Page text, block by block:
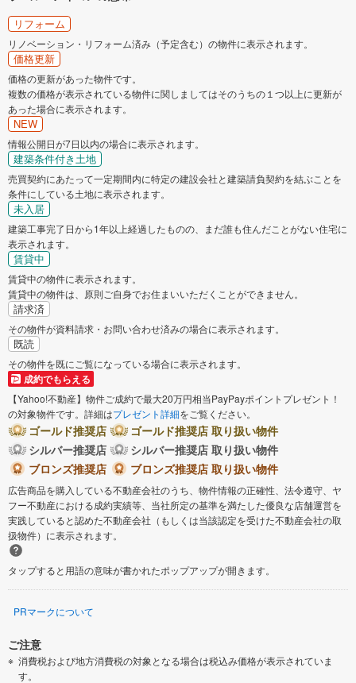
リフォーム
リノベーション・リフォーム済み（予定含む）の物件に表示されます。
価格更新
価格の更新があった物件です。
複数の価格が表示されている物件に関しましてはそのうちの１つ以上に更新が
あった場合に表示されます。
NEW
情報公開日が7日以内の場合に表示されます。
建築条件付き土地
売買契約にあたって一定期間内に特定の建設会社と建築請負契約を結ぶことを
条件にしている土地に表示されます。
未入居
建築工事完了日から1年以上経過したものの、まだ誰も住んだことがない住宅に
表示されます。
賃貸中
賃貸中の物件に表示されます。
賃貸中の物件は、原則ご自身でお住まいいただくことができません。
請求済
その物件が資料請求・お問い合わせ済みの場合に表示されます。
既読
その物件を既にご覧になっている場合に表示されます。
成約でもらえる
【Yahoo!不動産】物件ご成約で最大20万円相当PayPayポイントプレゼント！
の対象物件です。詳細はプレゼント詳細をご覧ください。
ゴールド推奨店
ゴールド推奨店 取り扱い物件
シルバー推奨店
シルバー推奨店 取り扱い物件
ブロンズ推奨店
ブロンズ推奨店 取り扱い物件
広告商品を購入している不動産会社のうち、物件情報の正確性、法令遵守、ヤ
フー不動産における成約実績等、当社所定の基準を満たした優良な店舗運営を
実践していると認めた不動産会社（もしくは当該認定を受けた不動産会社の取
扱物件）に表示されます。
タップすると用語の意味が書かれたポップアップが開きます。
PRマークについて
ご注意
消費税および地方消費税の対象となる場合は税込み価格が表示されていま
す。